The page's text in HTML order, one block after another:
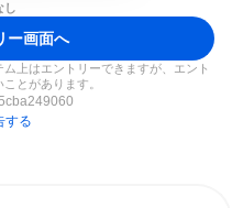
し
ー画面へ
上はエントリーできますが、エント
とがあります。
する